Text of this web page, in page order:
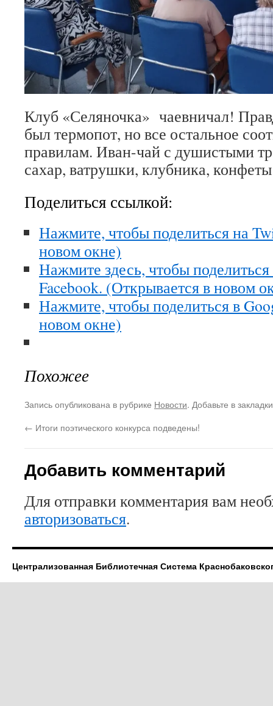
Клуб «Селяночка» чаевничал!
был термопот, но все остальное
правилам. Иван-чай с душистыми
сахар, ватрушки, клубника,
Поделиться ссылкой:
Нажмите, чтобы поделиться на
новом окне)
Нажмите здесь, чтобы
Facebook. (Открывается в новом
Нажмите, чтобы поделиться в
новом окне)
Похожее
Запись опубликована в рубрике Новости. Добавьте в
← Итоги поэтического конкурса подведены!
Добавить комментарий
Для отправки комментария вам
авторизоваться.
Централизованная Библиотечная Система